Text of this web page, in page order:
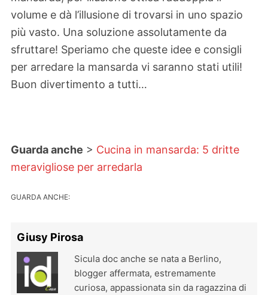
volume e dà l’illusione di trovarsi in uno spazio
più vasto. Una soluzione assolutamente da
sfruttare! Speriamo che queste idee e consigli
per arredare la mansarda vi saranno stati utili!
Buon divertimento a tutti…
Guarda anche > Cucina in mansarda: 5 dritte
meravigliose per arredarla
GUARDA ANCHE:
Giusy Pirosa
Sicula doc anche se nata a Berlino,
blogger affermata, estremamente
curiosa, appassionata sin da ragazzina di